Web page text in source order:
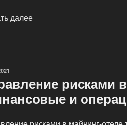
далее
сократить
расходы»
рисками
и